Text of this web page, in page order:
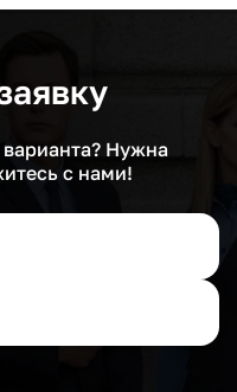
Нужна
с нами!